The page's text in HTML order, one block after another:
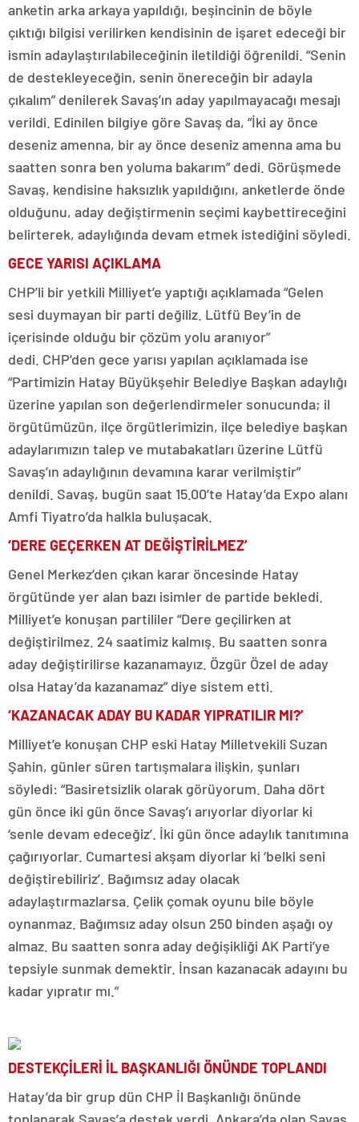
anketin arka arkaya yapıldığı, beşincinin de böyle
çıktığı bilgisi verilirken kendisinin de işaret edeceği bir
ismin adaylaştırılabileceğinin iletildiği öğrenildi. “Senin
de destekleyeceğin, senin önereceğin bir adayla
çıkalım” denilerek Savaş’ın aday yapılmayacağı mesajı
verildi. Edinilen bilgiye göre Savaş da, “İki ay önce
deseniz amenna, bir ay önce deseniz amenna ama bu
saatten sonra ben yoluma bakarım” dedi. Görüşmede
Savaş, kendisine haksızlık yapıldığını, anketlerde önde
olduğunu, aday değiştirmenin seçimi kaybettireceğini
belirterek, adaylığında devam etmek istediğini söyledi.
GECE YARISI AÇIKLAMA
CHP’li bir yetkili Milliyet’e yaptığı açıklamada “Gelen
sesi duymayan bir parti değiliz. Lütfü Bey’in de
içerisinde olduğu bir çözüm yolu aranıyor”
dedi. CHP’den gece yarısı yapılan açıklamada ise
“Partimizin Hatay Büyükşehir Belediye Başkan adaylığı
üzerine yapılan son değerlendirmeler sonucunda; il
örgütümüzün, ilçe örgütlerimizin, ilçe belediye başkan
adaylarımızın talep ve mutabakatları üzerine Lütfü
Savaş’ın adaylığının devamına karar verilmiştir”
denildi. Savaş, bugün saat 15.00’te Hatay’da Expo alanı
Amfi Tiyatro’da halkla buluşacak.
‘DERE GEÇERKEN AT DEĞİŞTİRİLMEZ’
Genel Merkez’den çıkan karar öncesinde Hatay
örgütünde yer alan bazı isimler de partide bekledi.
Milliyet’e konuşan partililer “Dere geçilirken at
değiştirilmez. 24 saatimiz kalmış. Bu saatten sonra
aday değiştirilirse kazanamayız. Özgür Özel de aday
olsa Hatay’da kazanamaz” diye sistem etti.
‘KAZANACAK ADAY BU KADAR YIPRATILIR MI?’
Milliyet’e konuşan CHP eski Hatay Milletvekili Suzan
Şahin, günler süren tartışmalara ilişkin, şunları
söyledi: “Basiretsizlik olarak görüyorum. Daha dört
gün önce iki gün önce Savaş’ı arıyorlar diyorlar ki
‘senle devam edeceğiz’. İki gün önce adaylık tanıtımına
çağırıyorlar. Cumartesi akşam diyorlar ki ‘belki seni
değiştirebiliriz’. Bağımsız aday olacak
adaylaştırmazlarsa. Çelik çomak oyunu bile böyle
oynanmaz. Bağımsız aday olsun 250 binden aşağı oy
almaz. Bu saatten sonra aday değişikliği AK Parti’ye
tepsiyle sunmak demektir. İnsan kazanacak adayını bu
kadar yıpratır mı.”
DESTEKÇİLERİ İL BAŞKANLIĞI ÖNÜNDE TOPLANDI
Hatay’da bir grup dün CHP İl Başkanlığı önünde